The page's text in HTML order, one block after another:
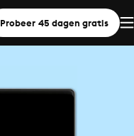
Probeer 45 dagen gratis